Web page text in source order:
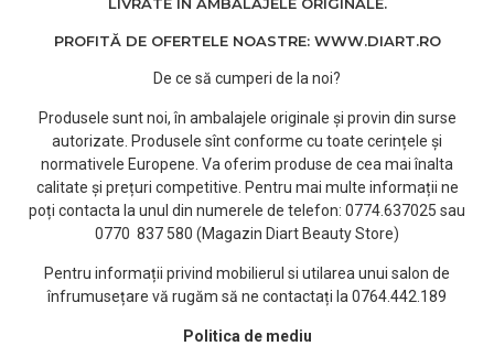
manipulare
confortabilă. Motor DC
zgomotului.
ACCESORII
INCLUSE IN PACHET:
-1 pieptene de fixare
variabilă 3 - 6 mm,
-suport de încărcare
-perie de curățat, ulei
Lungime cablu : 3 m
Greutate : Aprox 120 g
PROFITĂ DE OFERTELE NOASTRE: WWW.DIART.RO
De ce să cumperi de la noi?
Produsele sunt noi, în ambalajele originale și provin din surse
autorizate. Produsele sînt conforme cu toate cerințele și
normativele Europene. Va oferim produse de cea mai înalta
calitate și prețuri competitive. Pentru mai multe informații ne
poți contacta la unul din numerele de telefon: 0774.637025 sau
0770 837 580 (Magazin Diart Beauty Store)
Pentru informații privind mobilierul si utilarea unui salon de
înfrumusețare vă rugăm să ne contactați la 0764.442.189
Politica de mediu